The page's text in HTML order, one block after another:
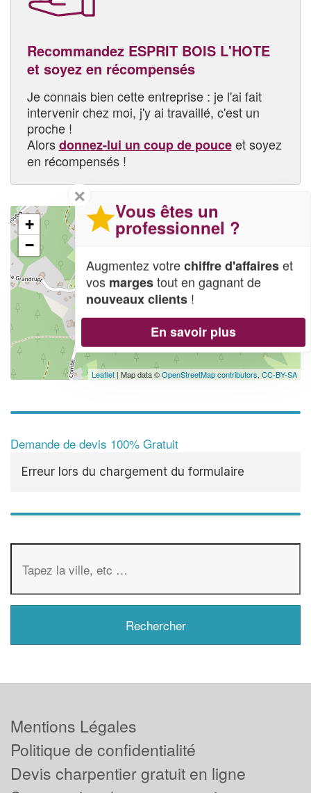
Recommandez ESPRIT BOIS L'HOTE
et soyez en récompensés
Je connais bien cette entreprise : je l'ai fait
intervenir chez moi, j'y ai travaillé, c'est un
proche !
Alorsdonnez-lui un coup de pouceet soyez
en récompensés !
+
−
Leaflet | Map data ©OpenStreetMap contributors, CC-BY-SA
Demande de devis 100% Gratuit
Erreur lors du chargement du formulaire
✕
Vous êtes un
professionnel ?
Augmentez votrechiffre d'affaireset
vos margestout en gagnant de
nouveaux clients !
En savoir plus
Mentions Légales
Politique de confidentialité
Devis charpentier gratuit en ligne